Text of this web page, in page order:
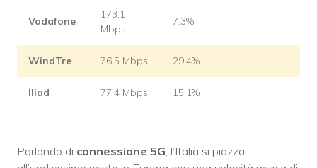
Vodafone
173,1
Mbps
7,3%
WindTre 76,5 Mbps 29,4%
Iliad 77,4 Mbps 15,1%
Parlando di connessione 5G , l’Italia si piazza